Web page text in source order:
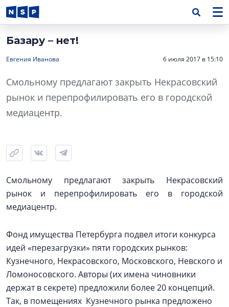
Базару – нет!
Евгения Иванова 6 июля 2017 в 15:10
Смольному предлагают закрыть Некрасовский
рынок и перепрофилировать его в городской
медиацентр.
Смольному предлагают закрыть Некрасовский
рынок и перепрофилировать его в городской
медиацентр.
Фонд имущества Петербурга подвел итоги конкурса
идей «перезагрузки» пяти городских рынков:
Кузнечного, Некрасовского, Московского, Невского и
Ломоносовского. Авторы (их имена чиновники
держат в секрете) предложили более 20 концепций.
Так, в помещениях Кузнечного рынка предложено